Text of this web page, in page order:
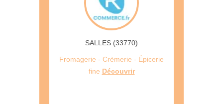
SALLES (33770)
Fromagerie - Crèmerie - Épicerie
fine Découvrir